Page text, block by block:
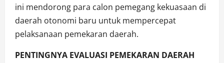
ini mendorong para calon pemegang kekuasaan di
daerah otonomi baru untuk mempercepat
pelaksanaan pemekaran daerah.
PENTINGNYA EVALUASI PEMEKARAN DAERAH